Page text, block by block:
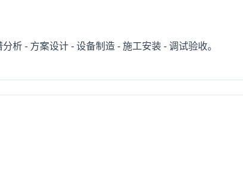
析 - 方案设计 - 设备制造 - 施工安装 - 调试验收。